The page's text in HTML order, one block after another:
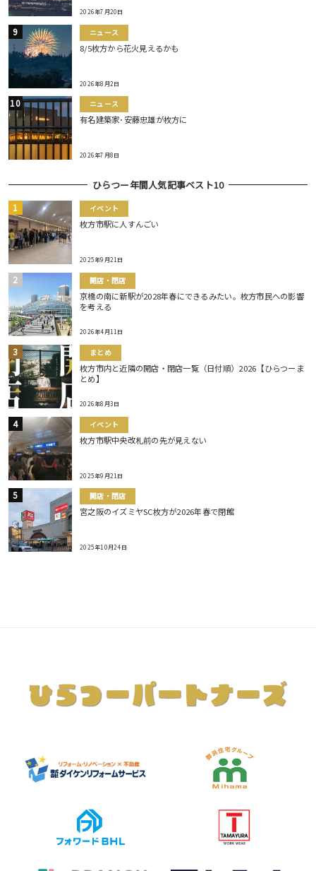
2026年7月20日
ニュース
8/5枚方から花火見えるかも
2026年8月2日
ニュース
有名建築家･安藤忠雄が枚方に
2026年7月8日
ひらつー年間人気記事ベスト10
イベント
枚方市駅に人すんごい
2025年9月21日
開店・閉店
京橋の南に新駅が2028年春にできるみたい。枚方市民への影響
を考える
2026年4月11日
まとめ
枚方市内と近隣の開店・閉店一覧（日付順）2026【ひらつーま
とめ】
2026年8月3日
イベント
枚方市駅中央改札前の先が見えない
2025年9月21日
開店・閉店
宮之阪のイズミヤSC枚方が2026年春で閉館
2025年10月24日